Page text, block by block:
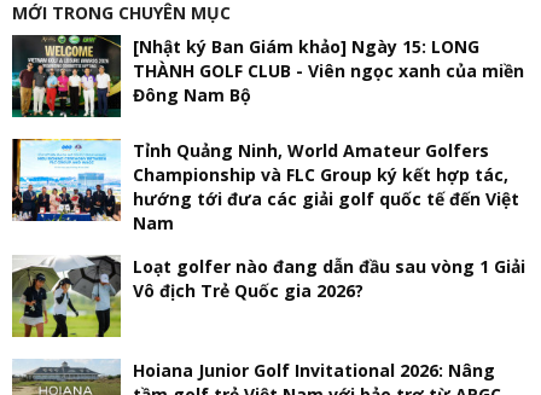
MỚI TRONG CHUYÊN MỤC
[Nhật ký Ban Giám khảo] Ngày 15: LONG
THÀNH GOLF CLUB - Viên ngọc xanh của miền
Đông Nam Bộ
Tỉnh Quảng Ninh, World Amateur Golfers
Championship và FLC Group ký kết hợp tác,
hướng tới đưa các giải golf quốc tế đến Việt
Nam
Loạt golfer nào đang dẫn đầu sau vòng 1 Giải
Vô địch Trẻ Quốc gia 2026?
Hoiana Junior Golf Invitational 2026: Nâng